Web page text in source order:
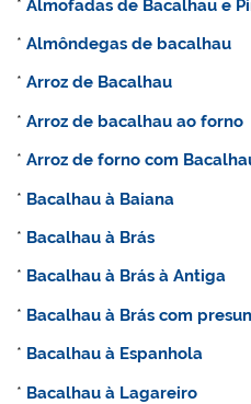
*Almofadas de Bacalhau e
*Almôndegas de bacalhau
*Arroz de Bacalhau
*Arroz de bacalhau ao forno
*Arroz de forno com
* Bacalhau à Baiana
* Bacalhau à Brás
* Bacalhau à Brás à Antiga
* Bacalhau à Brás com
* Bacalhau à Espanhola
* Bacalhau à Lagareiro